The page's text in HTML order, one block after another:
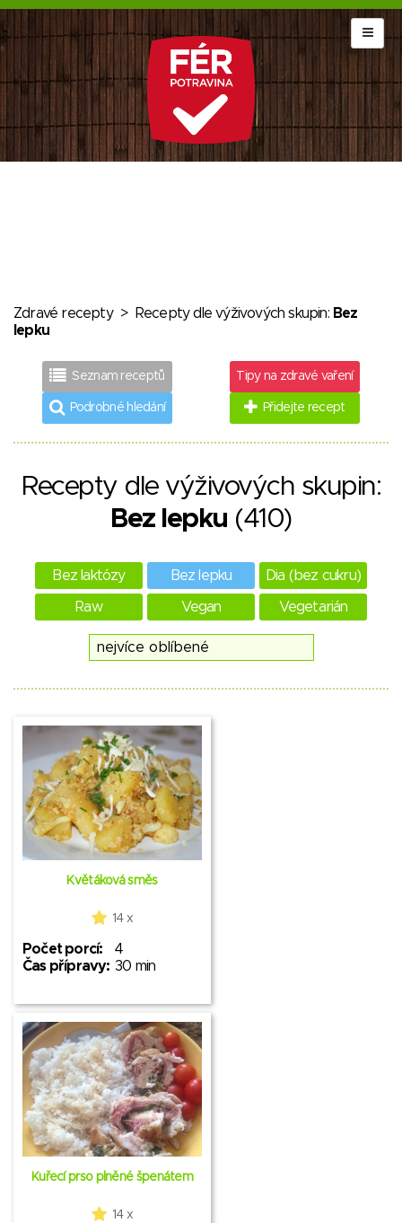
Zdravé recepty> Recepty dle výživových skupin: Bez
lepku
Seznam receptů Tipy na zdravé vaření
Podrobné hledání Přidejte recept
Recepty dle výživových skupin:
Bez lepku (410)
Bez laktózy Bez lepku Dia (bez cukru)
Raw Vegan Vegetarián
Květáková směs
14 x
Počet porcí:
4
Čas přípravy: 30 min
Kuřecí prso plněné špenátem
14 x